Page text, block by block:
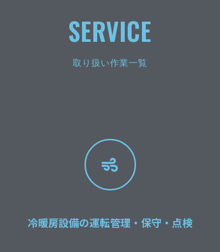
SERVICE
取り扱い作業一覧​
冷暖房設備の運転管理・保守・点検